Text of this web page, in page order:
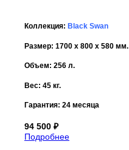
Коллекция: Black Swan
Размер: 1700 x 800 x 580 мм.
Объем: 256 л.
Вес: 45 кг.
Гарантия: 24 месяца
94 500 ₽
Подробнее